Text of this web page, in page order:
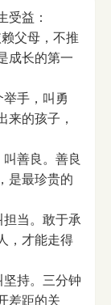
受益：
父母，不推
成长的第一
手，叫勇
来的孩子，
善良。善良
是最珍贵的
当。敢于承
，才能走得
持。三分钟
差距的关